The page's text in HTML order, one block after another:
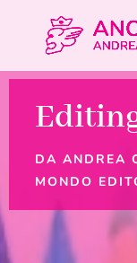
DA ANDREA
MONDO